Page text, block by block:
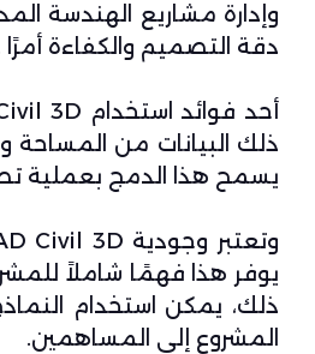
وإدارة مشاريع الهندسة
دقة التصميم والكفاءة
ذلك البيانات من المساحة
يسمح هذا الدمج بعملية
وتعتبر وجودية Civil 3D
يوفر هذا فهمًا شاملاً
ذلك، يمكن استخدام
المشروع إلى المساهمين.